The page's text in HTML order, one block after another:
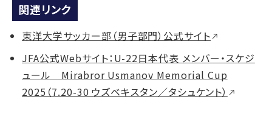
関連リンク
東洋大学サッカー部（男子部門）公式サイト
JFA公式Webサイト：U-22日本代表 メンバー・スケジ
ュール Mirabror Usmanov Memorial Cup
2025（7.20-30 ウズベキスタン／タシュケント）